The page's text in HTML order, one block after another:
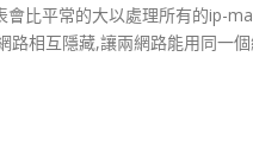
比平常的大以處理所有的ip-
路相互隱藏,讓兩網路能用同一